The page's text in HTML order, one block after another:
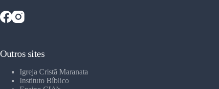
Outros sites
Igreja Cristã Maranata
Instituto Bíblico